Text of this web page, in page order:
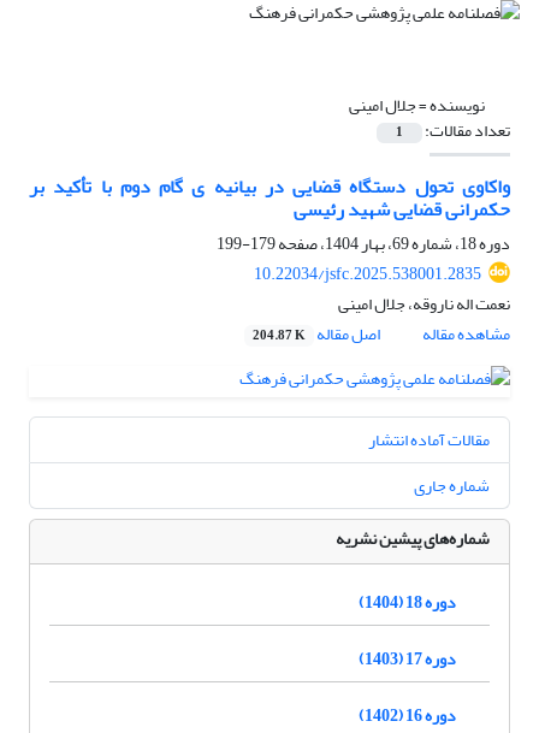
نویسنده =جلال امینی
تعداد مقالات: 1
واکاوی تحول دستگاه قضایی در بیانیه ی گام دوم با تأکید بر
حکمرانی قضایی شهید رئیسی
دوره 18، شماره 69، بهار 1404، صفحه
179-199
10.22034/jsfc.2025.538001.2835
نعمت اله ناروقه، جلال امینی
مشاهده مقاله
اصل مقاله 204.87 K
مقالات آماده انتشار
شماره جاری
شماره‌های پیشین نشریه
دوره 18 (1404)
دوره 17 (1403)
دوره 16 (1402)